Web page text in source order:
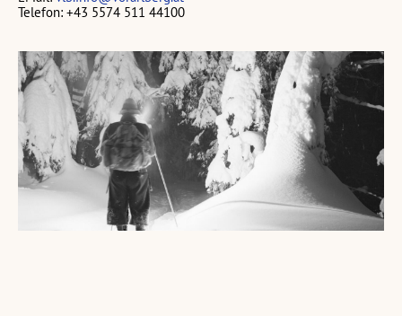
Telefon: +43 5574 511 44100